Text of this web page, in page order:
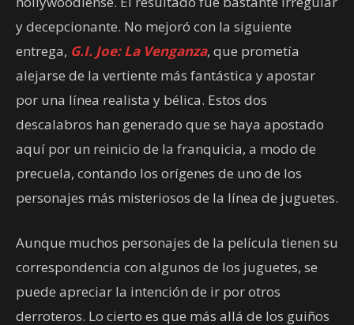
y decepcionante. No mejoró con la siguiente
entrega, G.I. Joe: La Venganza, que prometía
alejarse de la vertiente más fantástica y apostar
por una línea realista y bélica. Estos dos
descalabros han generado que se haya apostado
aquí por un reinicio de la franquicia, a modo de
precuela, contando los orígenes de uno de los
personajes más misteriosos de la línea de juguetes.
Aunque muchos personajes de la película tienen su
correspondencia con algunos de los juguetes, se
puede apreciar la intención de ir por otros
derroteros. Lo cierto es que más allá de los guiños